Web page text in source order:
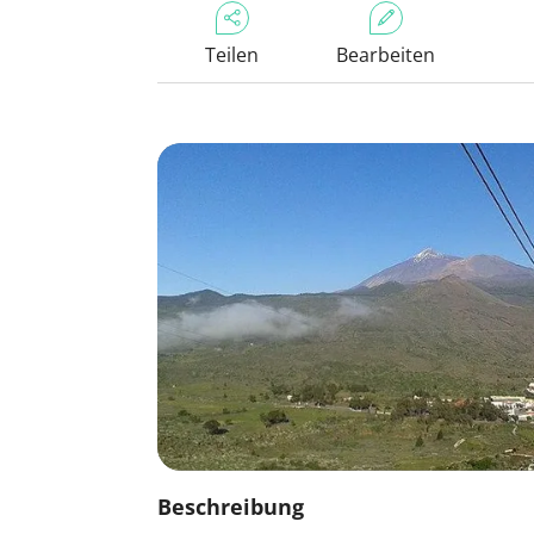
Teilen Bearbeiten
Beschreibung